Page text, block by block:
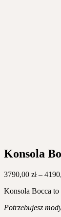
Konsola
3790,00 zł –
Konsola Bocca to
Potrzebujesz